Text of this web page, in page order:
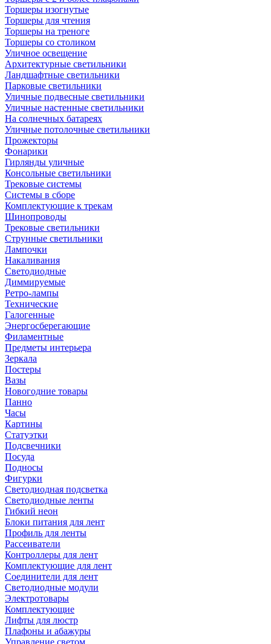
Торшеры изогнутые
Торшеры для чтения
Торшеры на треноге
Торшеры со столиком
Уличное освещение
Архитектурные светильники
Ландшафтные светильники
Парковые светильники
Уличные подвесные светильники
Уличные настенные светильники
На солнечных батареях
Уличные потолочные светильники
Прожекторы
Фонарики
Гирлянды уличные
Консольные светильники
Трековые системы
Системы в сборе
Комплектующие к трекам
Шинопроводы
Трековые светильники
Струнные светильники
Лампочки
Накаливания
Светодиодные
Диммируемые
Ретро-лампы
Технические
Галогенные
Энергосберегающие
Филаментные
Предметы интерьера
Зеркала
Постеры
Вазы
Новогодние товары
Панно
Часы
Картины
Статуэтки
Подсвечники
Посуда
Подносы
Фигурки
Светодиодная подсветка
Светодиодные ленты
Гибкий неон
Блоки питания для лент
Профиль для ленты
Рассеиватели
Контроллеры для лент
Комплектующие для лент
Соединители для лент
Светодиодные модули
Электротовары
Комплектующие
Лифты для люстр
Плафоны и абажуры
Управление светом